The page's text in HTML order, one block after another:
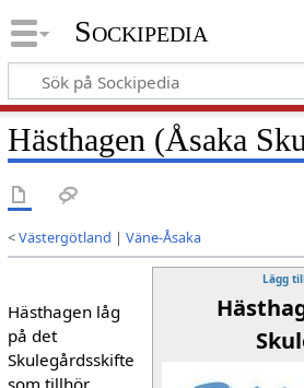
Sockipedia
Hästhagen (Åsaka
<Västergötland | Väne-Åsaka
Lägg
Hästhagen låg
på det
Skulegårdsskifte
som tillhör